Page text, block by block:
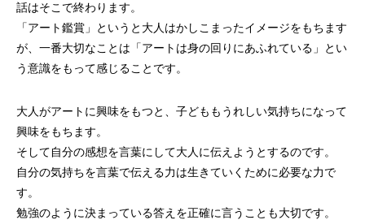
話はそこで終わります。
「アート鑑賞」というと大人はかしこまったイメージをもちます
が、一番大切なことは「アートは身の回りにあふれている」とい
う意識をもって感じることです。
大人がアートに興味をもつと、子どももうれしい気持ちになって
興味をもちます。
そして自分の感想を言葉にして大人に伝えようとするのです。
自分の気持ちを言葉で伝える力は生きていくために必要な力で
す。
勉強のように決まっている答えを正確に言うことも大切です。